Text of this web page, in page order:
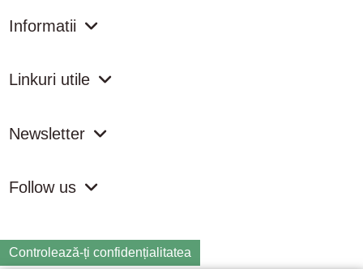
Informatii
Linkuri utile
Newsletter
Follow us
Controlează-ți confidențialitatea